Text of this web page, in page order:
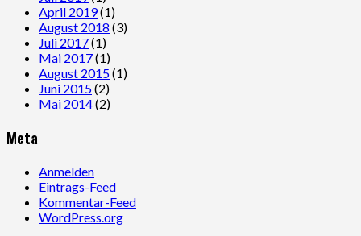
April 2019(1)
August 2018 (3)
Juli 2017(1)
Mai 2017(1)
August 2015(1)
Juni 2015(2)
Mai 2014(2)
Meta
Anmelden
Eintrags-Feed
Kommentar-Feed
WordPress.org